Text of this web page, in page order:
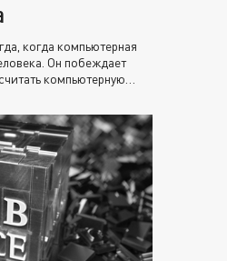
когда компьютерная
Он побеждает
компьютерную